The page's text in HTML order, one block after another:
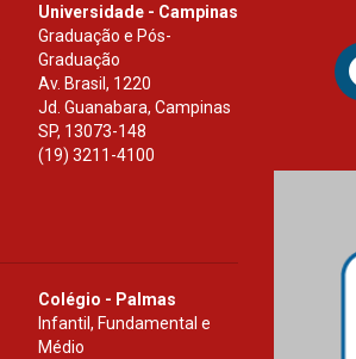
Universidade - Campinas
Graduação e Pós-
Graduação
Av. Brasil, 1220
Jd. Guanabara, Campinas
SP, 13073-148
(19) 3211-4100
Colégio - Palmas
Infantil, Fundamental e
Médio